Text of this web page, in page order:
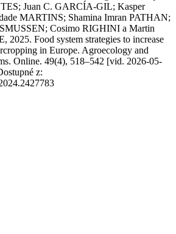
Juan C. GARCÍA-GIL; Kasper
MARTINS; Shamina Imran PATHAN;
Cosimo RIGHINI a Martin
2025. Food system strategies to increase
in Europe. Agroecology and
Online. 49(4), 518–542 [vid. 2026-05-
z: